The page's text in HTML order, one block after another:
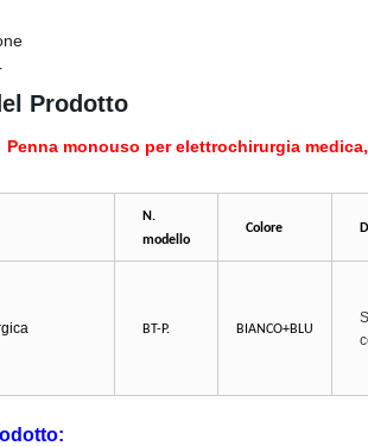
Prodotto
Penna monouso per elettrochirurgia
N.
modello
Colore
BT-P. BIANCO+BLU